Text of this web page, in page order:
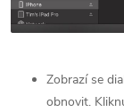
Zobrazí se
obnovit.